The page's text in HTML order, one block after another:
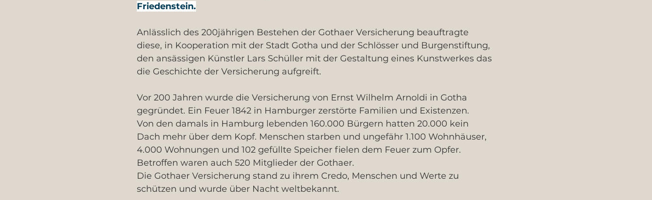
Friedenstein.
Anlässlich des 200jährigen Bestehen der Gothaer Versicherung beauftragte
diese, in Kooperation mit der Stadt Gotha und der Schlösser und Burgenstiftung,
den ansässigen Künstler Lars Schüller mit der Gestaltung eines Kunstwerkes das
die Geschichte der Versicherung aufgreift.
Vor 200 Jahren wurde die Versicherung von Ernst Wilhelm Arnoldi in Gotha
gegründet. Ein Feuer 1842 in Hamburger zerstörte Familien und Existenzen.
Von den damals in Hamburg lebenden 160.000 Bürgern hatten 20.000 kein
Dach mehr über dem Kopf. Menschen starben und ungefähr 1.100 Wohnhäuser,
4.000 Wohnungen und 102 gefüllte Speicher fielen dem Feuer zum Opfer.
Betroffen waren auch 520 Mitglieder der Gothaer.
Die Gothaer Versicherung stand zu ihrem Credo, Menschen und Werte zu
schützen und wurde über Nacht weltbekannt.